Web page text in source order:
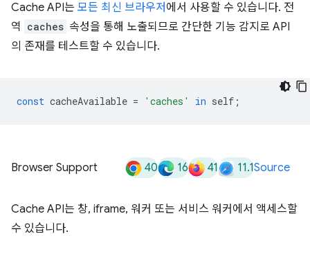
Cache API는 모든 최신 브라우저 에서 사용할 수 있습니다. 전
역 caches 속성을 통해 노출되므로 간단한 기능 감지로 API
의 존재를 테스트할 수 있습니다.
const cacheAvailable = 'caches' in self ;
Browser Support 40 16 41 11.1Source
Cache API는 창, iframe, 워커 또는 서비스 워커에서 액세스할
수 있습니다.